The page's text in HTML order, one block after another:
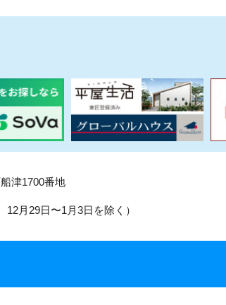
津1700番地
月29日〜1月3日を除く）